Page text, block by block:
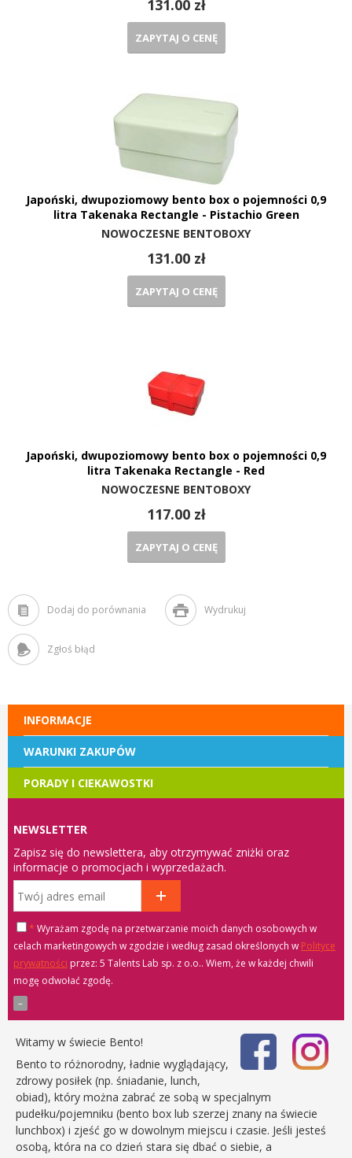
131.00 zł
ZAPYTAJ O CENĘ
Japoński, dwupoziomowy bento box o pojemności 0,9
litra Takenaka Rectangle - Pistachio Green
NOWOCZESNE BENTOBOXY
131.00 zł
ZAPYTAJ O CENĘ
Japoński, dwupoziomowy bento box o pojemności 0,9
litra Takenaka Rectangle - Red
NOWOCZESNE BENTOBOXY
117.00 zł
ZAPYTAJ O CENĘ
Dodaj do porównania Wydrukuj
Zgłoś błąd
INFORMACJE
WARUNKI ZAKUPÓW
PORADY I CIEKAWOSTKI
NEWSLETTER
Zapisz się do newslettera, aby otrzymywać zniżki oraz
informacje o promocjach i wyprzedażach.
* Wyrażam zgodę na przetwarzanie moich danych osobowych w
celach marketingowych w zgodzie i według zasad określonych w Polityce
prywatności
przez: 5 Talents Lab sp. z o.o.. Wiem, że w każdej chwili
mogę odwołać zgodę.
Witamy w świecie Bento!
Bento to różnorodny, ładnie wyglądający,
zdrowy posiłek (np. śniadanie, lunch,
obiad), który można zabrać ze sobą w specjalnym
pudełku/pojemniku (bento box lub szerzej znany na świecie
lunchbox) i zjeść go w dowolnym miejscu i czasie. Jeśli jesteś
osobą, która na co dzień stara się dbać o siebie, a